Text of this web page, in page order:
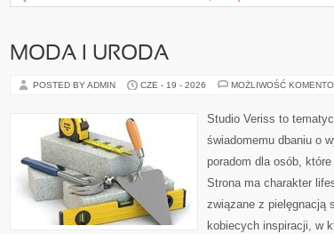
MODA I URODA
POSTED BY ADMIN CZE - 19 - 2026 MOŻLIWOŚĆ
Studio Veriss to
świadomemu dbaniu o
poradom dla osób,
Strona ma charakter
związane z pielęgnacją
kobiecych inspiracji, w